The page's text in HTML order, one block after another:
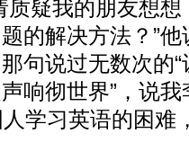
质疑我的朋友想
的解决方法？”
句说过无数次的
响彻世界”，说
学习英语的困难